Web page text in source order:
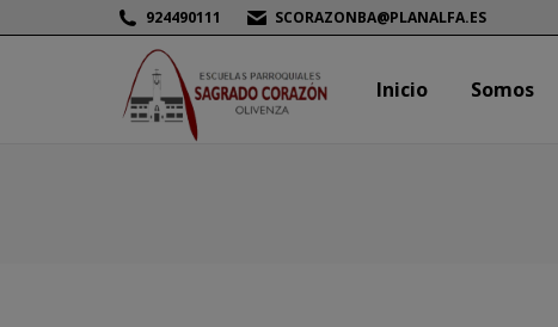
924490111 SCORAZONBA@PLANALFA.ES
Inicio Somos
Inicio Somos